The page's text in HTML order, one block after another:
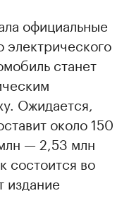
официальные
электрического
станет
Ожидается,
около 150
— 2,53 млн
состоится во
издание